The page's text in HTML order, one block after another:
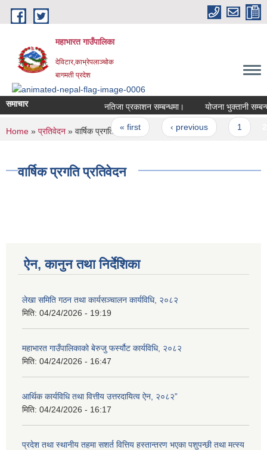
Skip to main content
महाभारत गाउँपालिका
देविटार,काभ्रेपलाञ्चोक
बागमती प्रदेश
समाचार नतिजा प्रकाशन सम्बन्धमा। योजना भुक्तानी
Pages
« first ‹ previous
You are here
Home » प्रतिवेदन » वार्षिक प्रगति प्रतिवेदन
वार्षिक प्रगति प्रतिवेदन
ऐन, कानुन तथा निर्देशिका
लेखा समिति गठन तथा कार्यसञ्चालन कार्यविधि, २०८२
मिति: 04/24/2026 - 19:19
महाभारत गाउँपालिकाको बेरुजु फर्स्यौट कार्यविधि, २०८२
मिति: 04/24/2026 - 16:47
आर्थिक कार्यविधि तथा वित्तीय उत्तरदायित्व ऐन, २०८२”
मिति: 04/24/2026 - 16:17
प्रदेश तथा स्थानीय तहमा सशर्त वित्तिय हस्तान्तरण भएका पशुपन्छी तथा मत्स्य